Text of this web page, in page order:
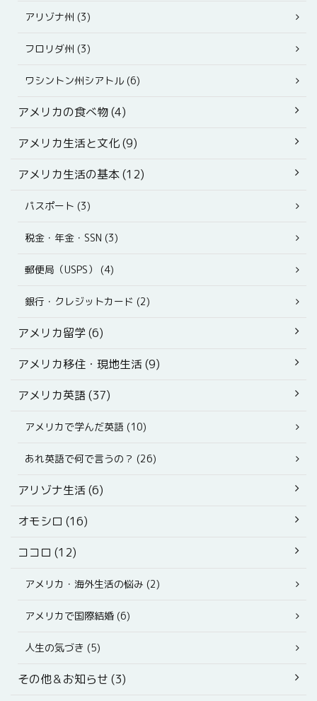
アリゾナ州 (3)
フロリダ州 (3)
ワシントン州シアトル (6)
アメリカの食べ物 (4)
アメリカ生活と文化 (9)
アメリカ生活の基本 (12)
パスポート (3)
税金・年金・SSN (3)
郵便局（USPS） (4)
銀行・クレジットカード (2)
アメリカ留学 (6)
アメリカ移住・現地生活 (9)
アメリカ英語 (37)
アメリカで学んだ英語 (10)
あれ英語で何で言うの？ (26)
アリゾナ生活 (6)
オモシロ (16)
ココロ (12)
アメリカ・海外生活の悩み (2)
アメリカで国際結婚 (6)
人生の気づき (5)
その他＆お知らせ (3)